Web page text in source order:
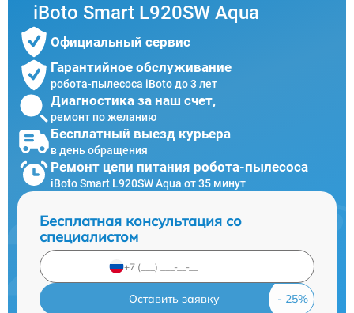
iBoto Smart L920SW Aqua
Официальный сервис
Гарантийное обслуживание
робота-пылесоса iBoto до 3 лет
Диагностика за наш счет,
ремонт по желанию
Бесплатный выезд курьера
в день обращения
Ремонт цепи питания робота-пылесоса
iBoto Smart L920SW Aqua от 35 минут
Бесплатная консультация со
специалистом
Оставить заявку